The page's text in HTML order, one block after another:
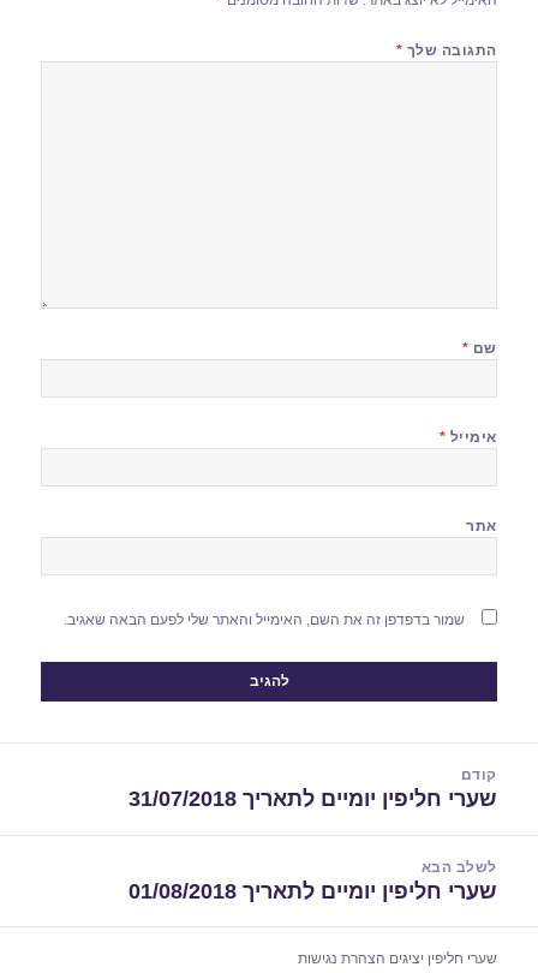
התגובה שלך *
שם *
אימייל *
אתר
שמור בדפדפן זה את השם, האימייל והאתר שלי לפעם הבאה שאגיב.
קודם
הפוסט
שערי חליפין יומיים לתאריך 31/07/2018
לשלב הבא
הפוסט
שערי חליפין יומיים לתאריך 01/08/2018
שערי חליפין יציגים הצהרת נגישות